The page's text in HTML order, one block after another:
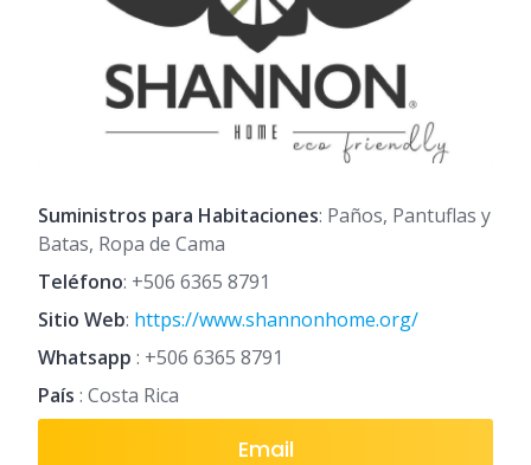
Suministros para Habitaciones: Paños, Pantuflas y
Batas, Ropa de Cama
Teléfono: +506 6365 8791
Sitio Web: https://www.shannonhome.org/
Whatsapp : +506 6365 8791
País : Costa Rica
Email